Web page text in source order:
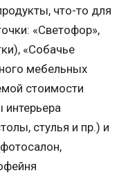
что-то для
«Светофор»,
«Собачье
мебельных
стоимости
стулья и пр.) и